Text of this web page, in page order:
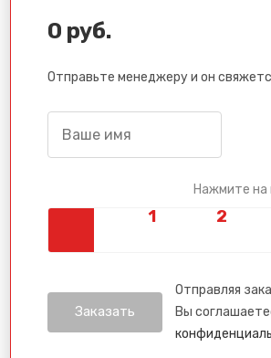
0 руб.
Отправьте менеджеру и он
Нажмите на
Отправляя
Вы